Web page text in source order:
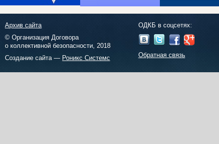
Архив сайта
© Организация Договора
о коллективной безопасности, 2018
Создание сайта — Роникс Системс
ОДКБ в соцсетях:
Обратная связь